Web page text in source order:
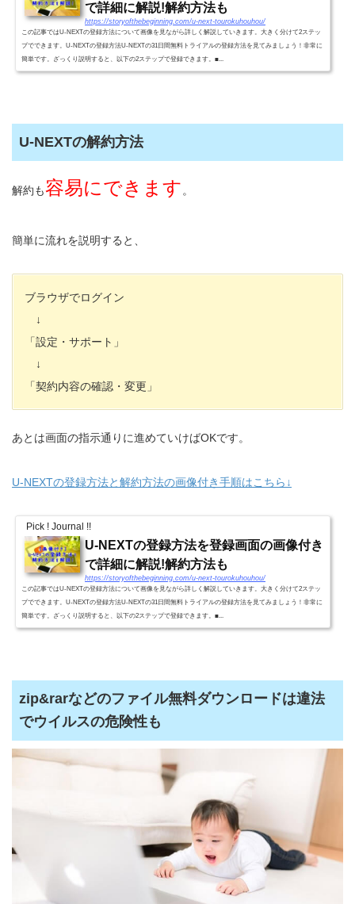
で詳細に解説!解約方法も
https://storyofthebeginning.com/u-next-tourokuhouhou/
この記事ではU-NEXTの登録方法について画像を見ながら詳しく解説していきます。大きく分けて2ステッ
プでできます。U-NEXTの登録方法U-NEXTの31日間無料トライアルの登録方法を見てみましょう！非常に
簡単です。ざっくり説明すると、以下の2ステップで登録できます。■...
U-NEXTの解約方法
解約も容易にできます 。
簡単に流れを説明すると、
ブラウザでログイン
↓
「設定・サポート」
↓
「契約内容の確認・変更」
あとは画面の指示通りに進めていけばOKです。
U-NEXTの登録方法と解約方法の画像付き手順はこちら↓
Pick ! Journal !!
U-NEXTの登録方法を登録画面の画像付き
で詳細に解説!解約方法も
https://storyofthebeginning.com/u-next-tourokuhouhou/
この記事ではU-NEXTの登録方法について画像を見ながら詳しく解説していきます。大きく分けて2ステッ
プでできます。U-NEXTの登録方法U-NEXTの31日間無料トライアルの登録方法を見てみましょう！非常に
簡単です。ざっくり説明すると、以下の2ステップで登録できます。■...
zip&rarなどのファイル無料ダウンロードは違法
でウイルスの危険性も